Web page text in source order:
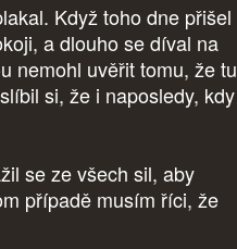
Když toho dne přišel
a dlouho se díval na
nemohl uvěřit tomu, že tu
si, že i naposledy, kdy
se ze všech sil, aby
případě musím říci, že